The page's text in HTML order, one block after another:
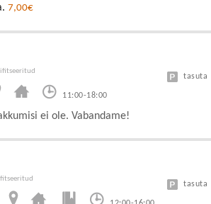
7,00€
11:00-18:00
tasuta
ei ole. Vabandame!
tasuta